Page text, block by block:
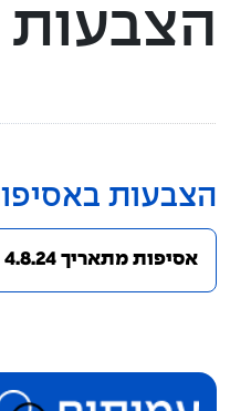
דוחות כספיים
הצבעות באסיפות
הצבעות
הצבעות
אסיפות מתאריך 4.8.24 ועד לתאריך 4.8.26